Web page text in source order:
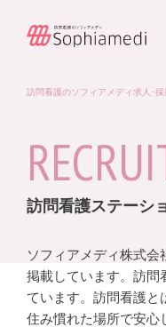
訪問看護のソフィアメディ求人･採
訪問看護ステーシ
ソフィアメディ株式会
掲載しています。訪問
ています。訪問看護と
住み慣れた場所で安心